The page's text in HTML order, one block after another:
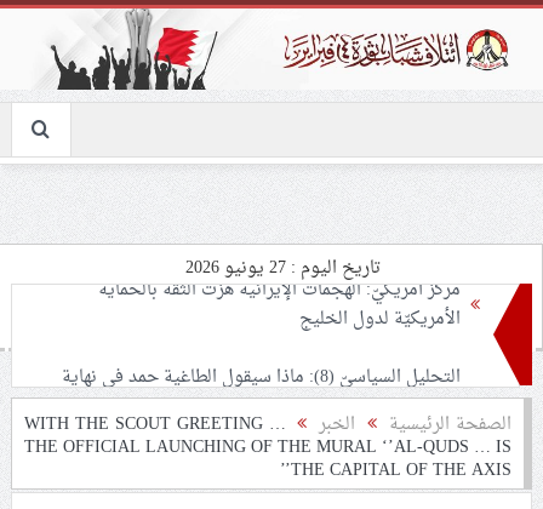
تاريخ اليوم : 27 يونيو 2026
التحليل السياسيّ (8): ماذا سيقول الطاغية حمد في نهاية
موسم عاشوراء؟.. شعب البحرين يرسم معادلة النصر على
الأرض: «مثلي لا يبايع مثله»
نسائيّة ائتلاف 14 فبراير: اعتقال «الأستاذة فاطمة هارون»
يأتي في سياق الحرب على شيعة البحرين
الصفحة الرئيسية الخبر WITH THE SCOUT GREETING …
THE OFFICIAL LAUNCHING OF THE MURAL ‘’AL-QUDS … IS
THE CAPITAL OF THE AXIS’’